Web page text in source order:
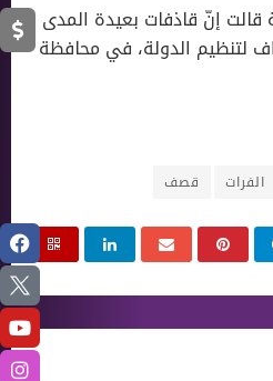
قالت إنّ قاذفات بعيدة المدى
لتنظيم الدولة، في محافظة
الفرات قصف